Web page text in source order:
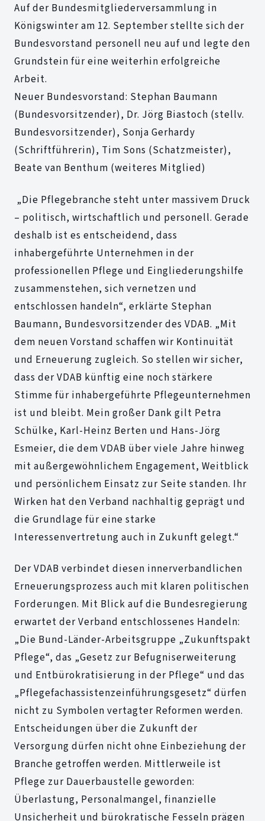
Auf der Bundesmitgliederversammlung in
Königswinter am 12. September stellte sich der
Bundesvorstand personell neu auf und legte den
Grundstein für eine weiterhin erfolgreiche
Arbeit.
Neuer Bundesvorstand: Stephan Baumann
(Bundesvorsitzender), Dr. Jörg Biastoch (stellv.
Bundesvorsitzender), Sonja Gerhardy
(Schriftführerin), Tim Sons (Schatzmeister),
Beate van Benthum (weiteres Mitglied)
„Die Pflegebranche steht unter massivem Druck
– politisch, wirtschaftlich und personell. Gerade
deshalb ist es entscheidend, dass
inhabergeführte Unternehmen in der
professionellen Pflege und Eingliederungshilfe
zusammenstehen, sich vernetzen und
entschlossen handeln“, erklärte Stephan
Baumann, Bundesvorsitzender des VDAB. „Mit
dem neuen Vorstand schaffen wir Kontinuität
und Erneuerung zugleich. So stellen wir sicher,
dass der VDAB künftig eine noch stärkere
Stimme für inhabergeführte Pflegeunternehmen
ist und bleibt. Mein großer Dank gilt Petra
Schülke, Karl-Heinz Berten und Hans-Jörg
Esmeier, die dem VDAB über viele Jahre hinweg
mit außergewöhnlichem Engagement, Weitblick
und persönlichem Einsatz zur Seite standen. Ihr
Wirken hat den Verband nachhaltig geprägt und
die Grundlage für eine starke
Interessenvertretung auch in Zukunft gelegt.“
Der VDAB verbindet diesen innerverbandlichen
Erneuerungsprozess auch mit klaren politischen
Forderungen. Mit Blick auf die Bundesregierung
erwartet der Verband entschlossenes Handeln:
„Die Bund-Länder-Arbeitsgruppe „Zukunftspakt
Pflege“, das „Gesetz zur Befugniserweiterung
und Entbürokratisierung in der Pflege“ und das
„Pflegefachassistenzeinführungsgesetz“ dürfen
nicht zu Symbolen vertagter Reformen werden.
Entscheidungen über die Zukunft der
Versorgung dürfen nicht ohne Einbeziehung der
Branche getroffen werden. Mittlerweile ist
Pflege zur Dauerbaustelle geworden:
Überlastung, Personalmangel, finanzielle
Unsicherheit und bürokratische Fesseln prägen